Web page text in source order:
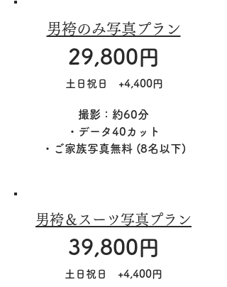
男袴のみ写真プラン
29,800円
土日祝日 +4,400円
撮影：約60分
・データ40カット
​・ご家族写真無料 (8名以下)
男袴＆スーツ写真プラン
39,800円
土日祝日 +4,400円